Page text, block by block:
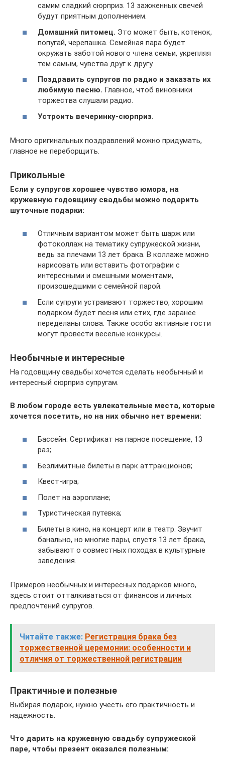
самим сладкий сюрприз. 13 зажженных свечей
будут приятным дополнением.
Домашний питомец. Это может быть, котенок,
попугай, черепашка. Семейная пара будет
окружать заботой нового члена семьи, укрепляя
тем самым, чувства друг к другу.
Поздравить супругов по радио и заказать их
любимую песню. Главное, чтоб виновники
торжества слушали радио.
Устроить вечеринку-сюрприз.
Много оригинальных поздравлений можно придумать,
главное не переборщить.
Прикольные
Если у супругов хорошее чувство юмора, на
кружевную годовщину свадьбы можно подарить
шуточные подарки:
Отличным вариантом может быть шарж или
фотоколлаж на тематику супружеской жизни,
ведь за плечами 13 лет брака. В коллаже можно
нарисовать или вставить фотографии с
интересными и смешными моментами,
произошедшими с семейной парой.
Если супруги устраивают торжество, хорошим
подарком будет песня или стих, где заранее
переделаны слова. Также особо активные гости
могут провести веселые конкурсы.
Необычные и интересные
На годовщину свадьбы хочется сделать необычный и
интересный сюрприз супругам.
В любом городе есть увлекательные места, которые
хочется посетить, но на них обычно нет времени:
Бассейн. Сертификат на парное посещение, 13
раз;
Безлимитные билеты в парк аттракционов;
Квест-игра;
Полет на аэроплане;
Туристическая путевка;
Билеты в кино, на концерт или в театр. Звучит
банально, но многие пары, спустя 13 лет брака,
забывают о совместных походах в культурные
заведения.
Примеров необычных и интересных подарков много,
здесь стоит отталкиваться от финансов и личных
предпочтений супругов.
Читайте также: Регистрация брака без
торжественной церемонии: особенности и
отличия от торжественной регистрации
Практичные и полезные
Выбирая подарок, нужно учесть его практичность и
надежность.
Что дарить на кружевную свадьбу супружеской
паре, чтобы презент оказался полезным: